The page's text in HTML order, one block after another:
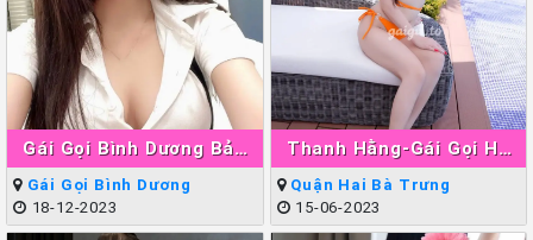
Gái Gọi Bình Dương Bảo
Ngân
Gái Gọi Bình Dương
18-12-2023
Thanh Hằng-Gái Gọi Hà
Nội Làm Tình Giỏi Đẳng
Quận Hai Bà Trưng
15-06-2023